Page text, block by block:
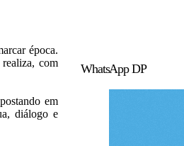
época.
com
em
diálogo e
WhatsApp DP